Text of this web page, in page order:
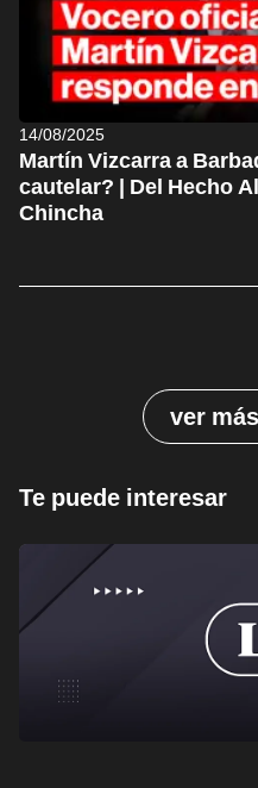
14/08/2025
Martín Vizcarra a
cautelar? | Del Hecho
Chincha
ver
Te puede interesar